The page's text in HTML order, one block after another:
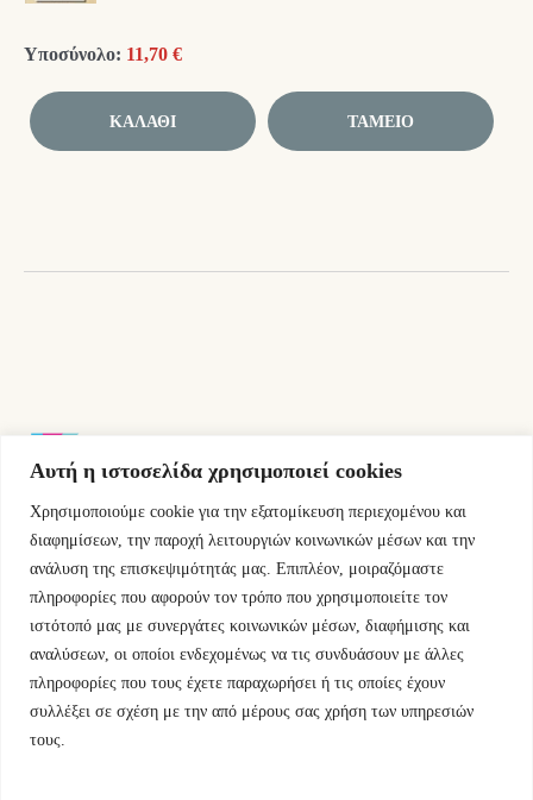
Αυτή η ιστοσελίδα χρησιμοποιεί cookies
Χρησιμοποιούμε cookie για την εξατομίκευση περιεχομένου και
διαφημίσεων, την παροχή λειτουργιών κοινωνικών μέσων και την
ανάλυση της επισκεψιμότητάς μας. Επιπλέον, μοιραζόμαστε
πληροφορίες που αφορούν τον τρόπο που χρησιμοποιείτε τον
ιστότοπό μας με συνεργάτες κοινωνικών μέσων, διαφήμισης και
αναλύσεων, οι οποίοι ενδεχομένως να τις συνδυάσουν με άλλες
πληροφορίες που τους έχετε παραχωρήσει ή τις οποίες έχουν
συλλέξει σε σχέση με την από μέρους σας χρήση των υπηρεσιών
τους.
Υποσύνολο: 11,70 €
ΚΑΛΆΘΙ ΤΑΜΕΊΟ
Εμμ.Μπενάκη 76 10681 Αθήνα Ελλάδα.
+30.2110084023
info@kyfantabooks.gr
Βρείτε μας